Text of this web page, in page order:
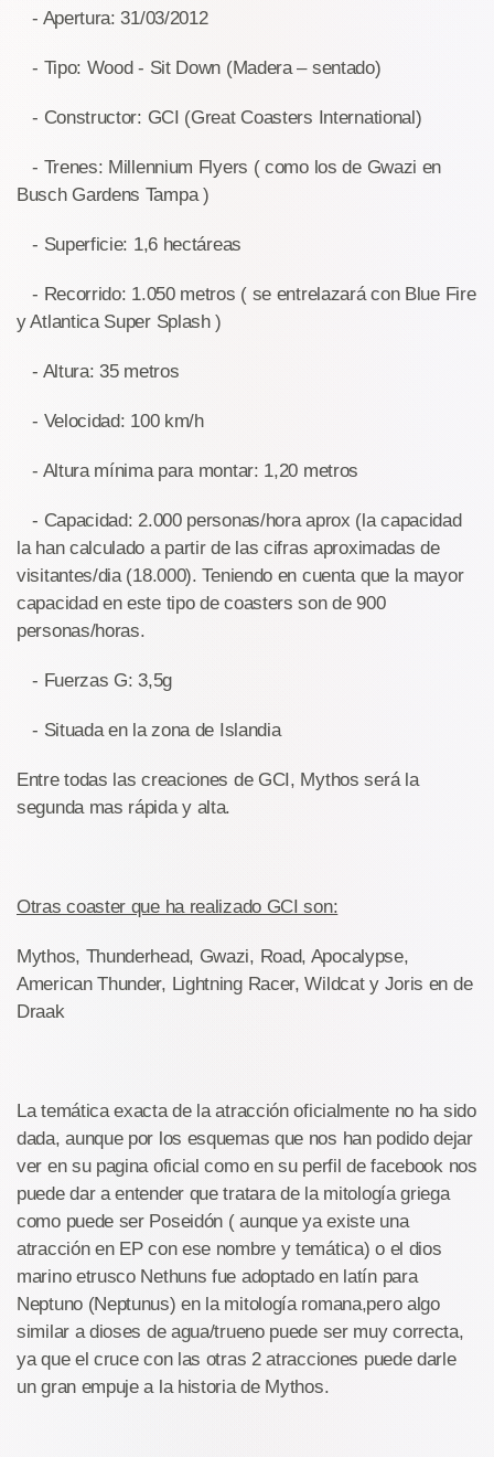
- Apertura: 31/03/2012
- Tipo: Wood - Sit Down (Madera – sentado)
- Constructor: GCI (Great Coasters International)
- Trenes: Millennium Flyers ( como los de Gwazi en
Busch Gardens Tampa )
- Superficie: 1,6 hectáreas
- Recorrido: 1.050 metros ( se entrelazará con Blue Fire
y Atlantica Super Splash )
- Altura: 35 metros
- Velocidad: 100 km/h
- Altura mínima para montar: 1,20 metros
- Capacidad: 2.000 personas/hora aprox (la capacidad
la han calculado a partir de las cifras aproximadas de
visitantes/dia (18.000). Teniendo en cuenta que la mayor
capacidad en este tipo de coasters son de 900
personas/horas.
- Fuerzas G: 3,5g
- Situada en la zona de Islandia
Entre todas las creaciones de GCI, Mythos será la
segunda mas rápida y alta.
Otras coaster que ha realizado GCI son:
Mythos, Thunderhead, Gwazi, Road, Apocalypse,
American Thunder, Lightning Racer, Wildcat y Joris en de
Draak
La temática exacta de la atracción oficialmente no ha sido
dada, aunque por los esquemas que nos han podido dejar
ver en su pagina oficial como en su perfil de facebook nos
puede dar a entender que tratara de la mitología griega
como puede ser Poseidón ( aunque ya existe una
atracción en EP con ese nombre y temática) o el dios
marino etrusco Nethuns fue adoptado en latín para
Neptuno (Neptunus) en la mitología romana,pero algo
similar a dioses de agua/trueno puede ser muy correcta,
ya que el cruce con las otras 2 atracciones puede darle
un gran empuje a la historia de Mythos.